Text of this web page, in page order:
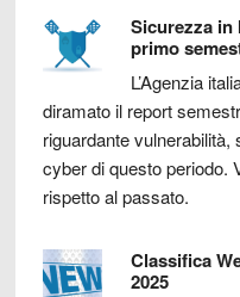
Sicurezza in
primo
L’Agenzia
diramato il report
riguardante
cyber di questo periodo.
rispetto al passato.
Classifica
2025